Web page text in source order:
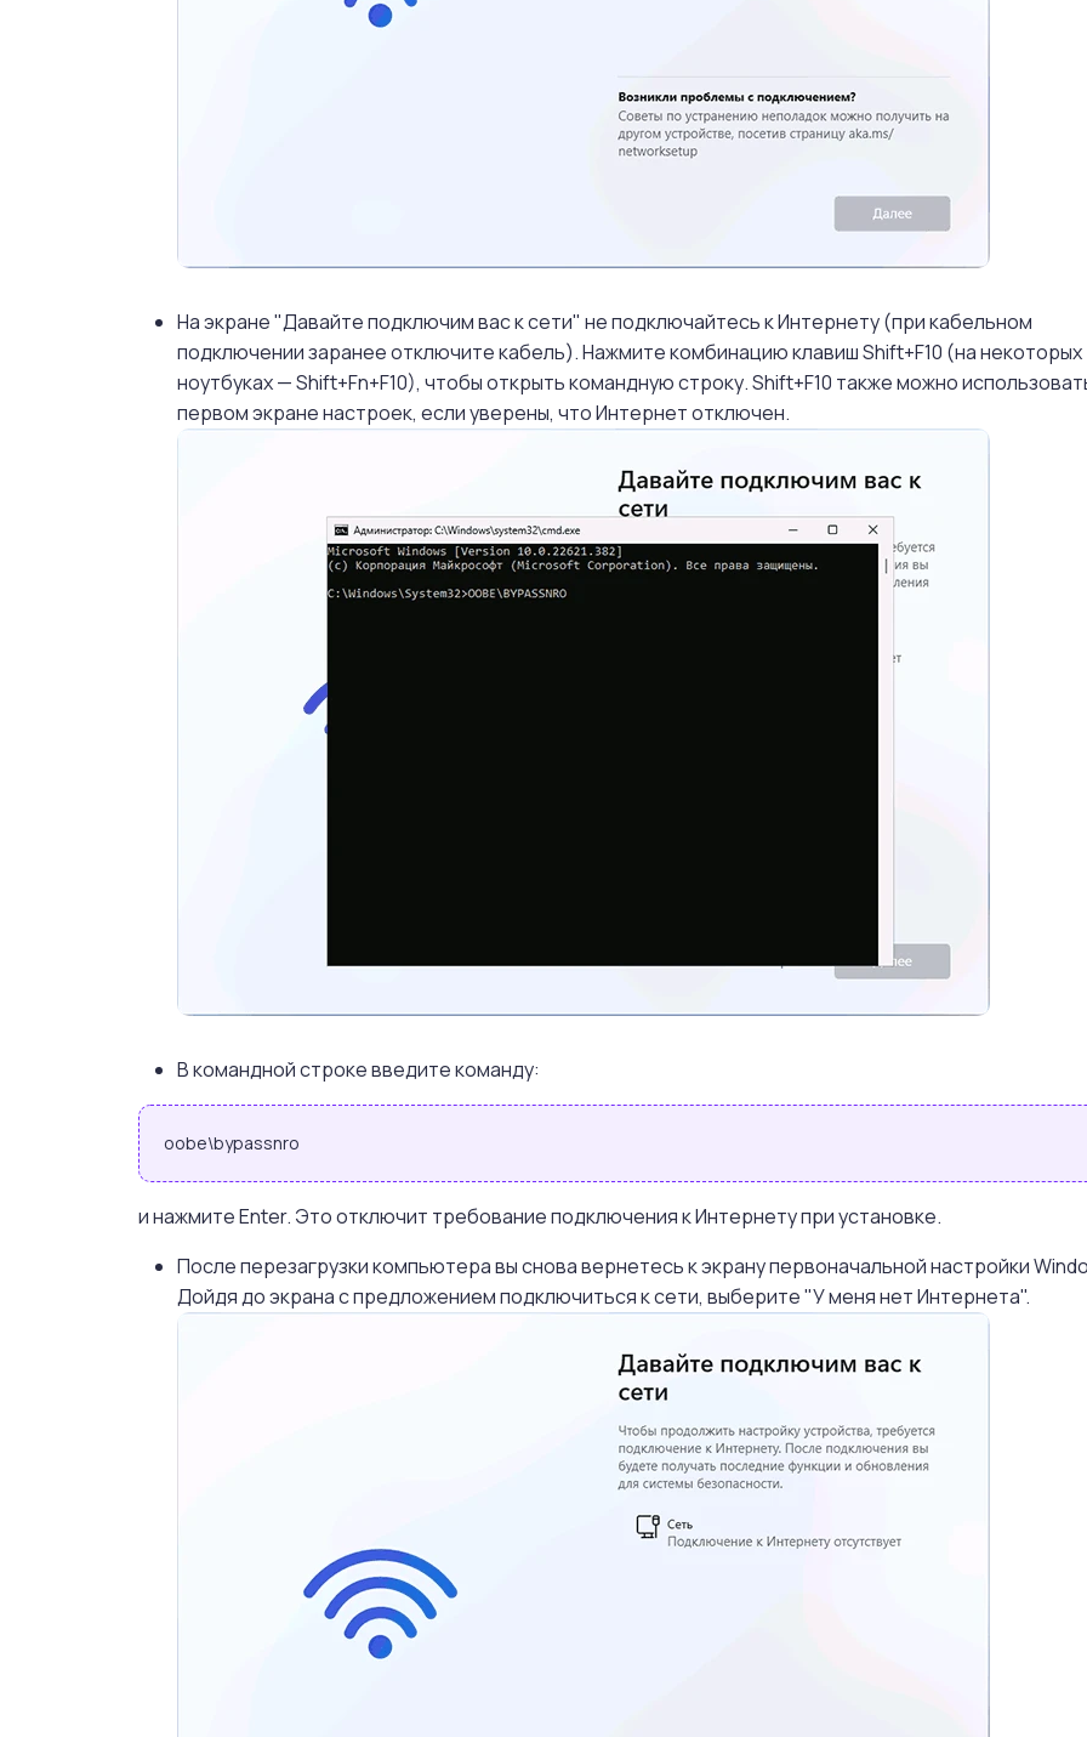
На экране "Давайте подключим вас к сети" не подключайтесь к Интернету (при кабельном
подключении заранее отключите кабель). Нажмите комбинацию клавиш Shift+F10 (на некоторых
ноутбуках — Shift+Fn+F10), чтобы открыть командную строку. Shift+F10 также можно
первом экране настроек, если уверены, что Интернет отключен.
В командной строке введите команду:
oobe\bypassnro
и нажмите Enter. Это отключит требование подключения к Интернету при установке.
После перезагрузки компьютера вы снова вернетесь к экрану первоначальной настройки
Дойдя до экрана с предложением подключиться к сети, выберите "У меня нет Интернета".